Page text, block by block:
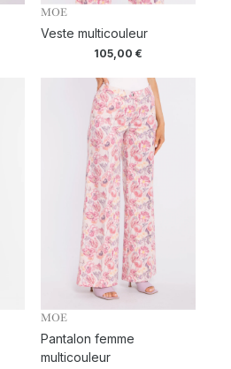
MOE
Veste multicouleur
105,00 €
MOE
Pantalon femme
multicouleur